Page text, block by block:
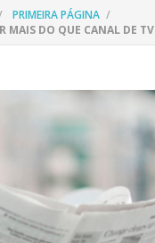
PRIMEIRA PÁGINA
MAIS DO QUE CANAL DE TV